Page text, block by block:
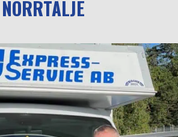
NORRTÄLJE